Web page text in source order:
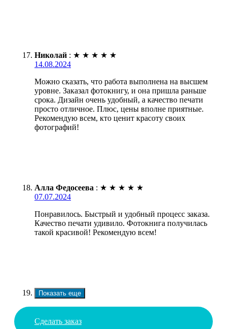
Николай : ★ ★ ★ ★ ★
14.08.2024
Можно сказать, что работа выполнена на высшем
уровне. Заказал фотокнигу, и она пришла раньше
срока. Дизайн очень удобный, а качество печати
просто отличное. Плюс, цены вполне приятные.
Рекомендую всем, кто ценит красоту своих
фотографий!
Алла Федосеева : ★ ★ ★ ★ ★
07.07.2024
Понравилось. Быстрый и удобный процесс заказа.
Качество печати удивило. Фотокнига получилась
такой красивой! Рекомендую всем!
Показать еще
Сделать заказ